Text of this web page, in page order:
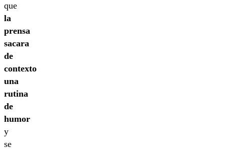
que
la
prensa
sacara
de
contexto
una
rutina
de
humor
y
se